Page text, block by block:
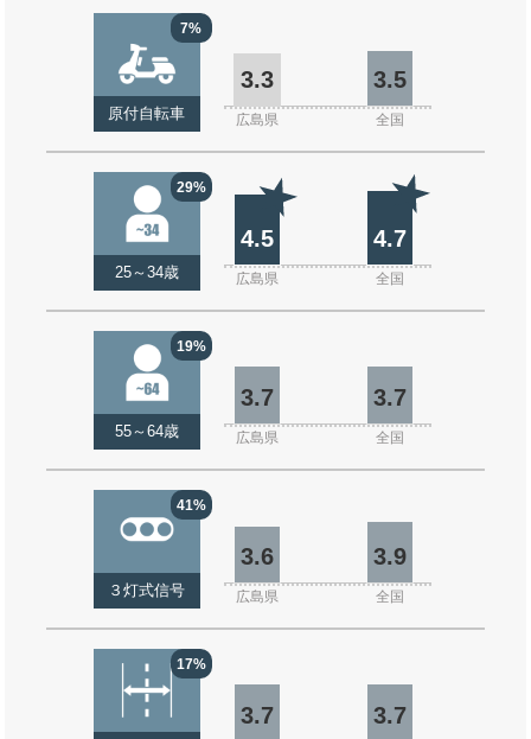
7%
原付自転車
3.3 3.5
広島県 全国
29%
25～34歳
4.5 4.7
広島県 全国
19%
55～64歳
3.7 3.7
広島県 全国
41%
３灯式信号
3.6 3.9
広島県 全国
17%
3.7 3.7